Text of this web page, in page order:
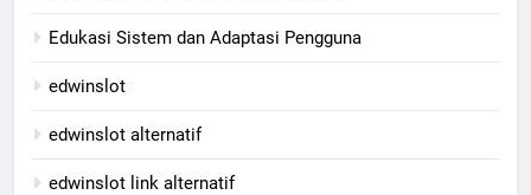
Edukasi Sistem dan Adaptasi Pengguna
edwinslot
edwinslot alternatif
edwinslot link alternatif